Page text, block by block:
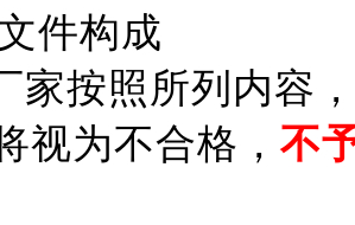
件构成
家按照所列内容
视为不合格 ， 不